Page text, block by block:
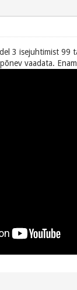
3 isejuhtimist 99
vaadata.